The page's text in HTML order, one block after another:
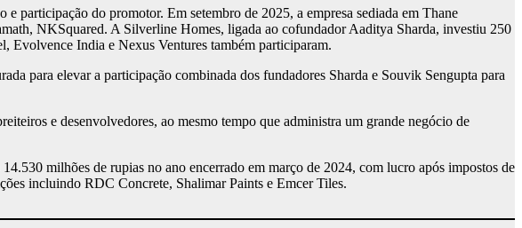
participação do promotor. Em setembro de 2025, a empresa sediada em Thane
NKSquared. A Silverline Homes, ligada ao cofundador Aaditya Sharda, investiu 250
Evolvence India e Nexus Ventures também participaram.
para elevar a participação combinada dos fundadores Sharda e Souvik Sengupta para
e desenvolvedores, ao mesmo tempo que administra um grande negócio de
milhões de rupias no ano encerrado em março de 2024, com lucro após impostos de
incluindo RDC Concrete, Shalimar Paints e Emcer Tiles.